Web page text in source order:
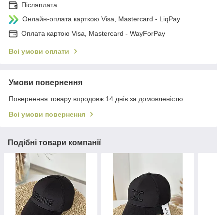
Післяплата
Онлайн-оплата карткою Visa, Mastercard - LiqPay
Оплата картою Visa, Mastercard - WayForPay
Всі умови оплати
Умови повернення
Повернення товару впродовж 14 днів за домовленістю
Всі умови повернення
Подібні товари компанії